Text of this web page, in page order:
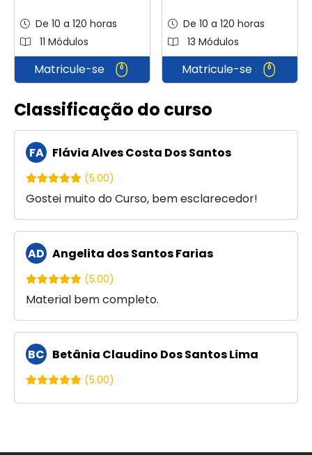
De 10 a 120 horas
11 Módulos
Matricule-se
De 10 a 120 horas
13 Módulos
Matricule-se
Classificação do curso
FA Flávia Alves Costa Dos Santos
(5.00)
Gostei muito do Curso, bem esclarecedor!
AD Angelita dos Santos Farias
(5.00)
Material bem completo.
BC Betânia Claudino Dos Santos Lima
(5.00)